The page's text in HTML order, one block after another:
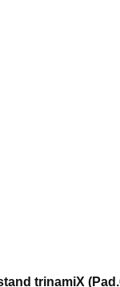
trinamiX